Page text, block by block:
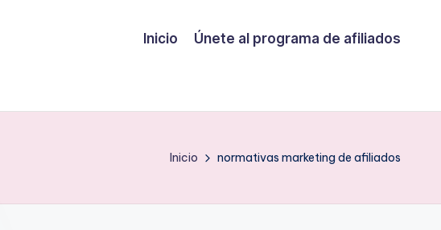
Inicio Únete al programa de afiliados
Inicio normativas marketing de afiliados